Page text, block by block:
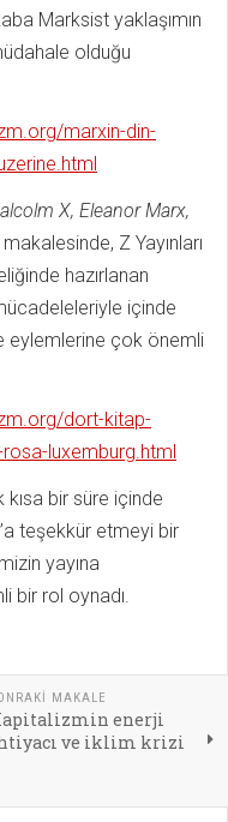
Marksist yaklaşımın
olduğu
marxin-din-
X, Eleanor Marx,
makalesinde, Z Yayınları
hazırlanan
içinde
eylemlerine çok önemli
dort-kitap-
luxemburg.html
bir süre içinde
’a teşekkür etmeyi bir
yayına
bir rol oynadı.
MAKALE
enerji
ve iklim krizi